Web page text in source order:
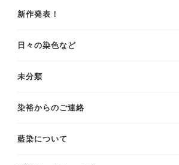
新作発表！
日々の染色など
未分類
染裕からのご連絡
藍染について